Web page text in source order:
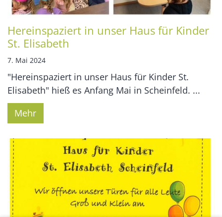
Hereinspaziert in unser Haus für Kinder
St. Elisabeth
7. Mai 2024
"Hereinspaziert in unser Haus für Kinder St.
Elisabeth" hieß es Anfang Mai in Scheinfeld. ...
Mehr